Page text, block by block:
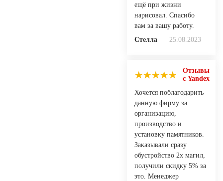
ещё при жизни
нарисовал. Спасибо
вам за вашу работу.
Стелла
25.08.2023
Отзывы
с Yandex
Хочется поблагодарить
данную фирму за
организацию,
производство и
установку памятников.
Заказывали сразу
обустройство 2х магил,
получили скидку 5% за
это. Менеджер